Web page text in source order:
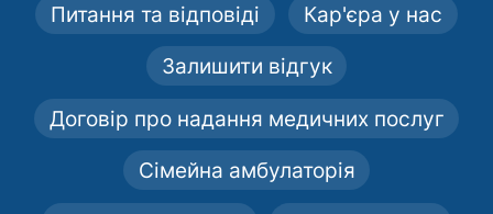
Питання та відповіді Кар'єра у нас
Залишити відгук
Договір про надання медичних послуг
Сімейна амбулаторія